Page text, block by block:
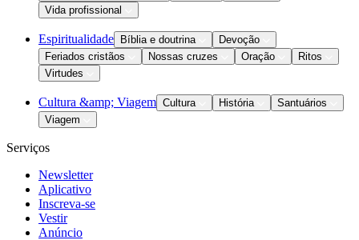
Vida profissional
Espiritualidade Bíblia e doutrina
Devoção
Feriados cristãos
Nossas cruzes Oração
Ritos
Virtudes
Cultura &amp; Viagem Cultura História
Santuários
Viagem
Serviços
Newsletter
Aplicativo
Inscreva-se
Vestir
Anúncio